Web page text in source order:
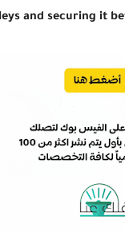
and securing it